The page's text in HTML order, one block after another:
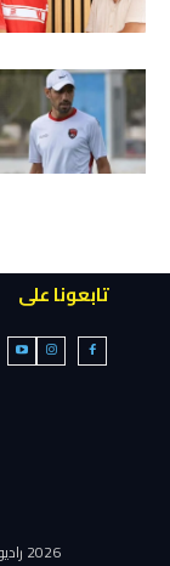
تابعونا على
2026 راديو مارس - الإذاعة الرياضية رقم واحد في المغرب